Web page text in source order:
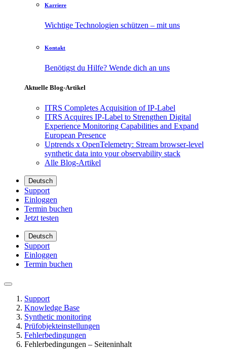
Karriere
Wichtige Technologien schützen – mit uns
Kontakt
Benötigst du Hilfe? Wende dich an uns
Aktuelle Blog-Artikel
ITRS Completes Acquisition of IP-Label
ITRS Acquires IP-Label to Strengthen Digital
Experience Monitoring Capabilities and Expand
European Presence
Uptrends x OpenTelemetry: Stream browser-level
synthetic data into your observability stack
Alle Blog-Artikel
Deutsch
Support
Einloggen
Termin buchen
Jetzt testen
Deutsch
Support
Einloggen
Termin buchen
Support
Knowledge Base
Synthetic monitoring
Prüfobjekteinstellungen
Fehlerbedingungen
Fehlerbedingungen – Seiteninhalt